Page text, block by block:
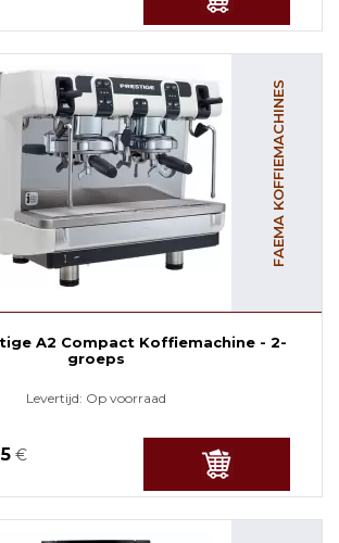
FAEMA KOFFIEMACHINES
A2 Compact Koffiemachine - 2-
groeps
Levertijd: Op voorraad
€